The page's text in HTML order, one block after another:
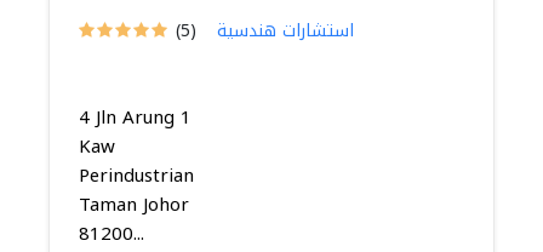
(5) استشارات هندسية
4 Jln Arung 1
Kaw
Perindustrian
Taman Johor
81200...